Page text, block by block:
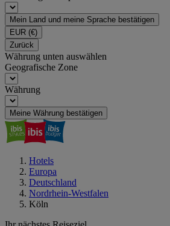
Mein Land und meine Sprache bestätigen
EUR (€)
Zurück
Währung unten auswählen
Geografische Zone
Währung
Meine Währung bestätigen
Hotels
Europa
Deutschland
Nordrhein-Westfalen
Köln